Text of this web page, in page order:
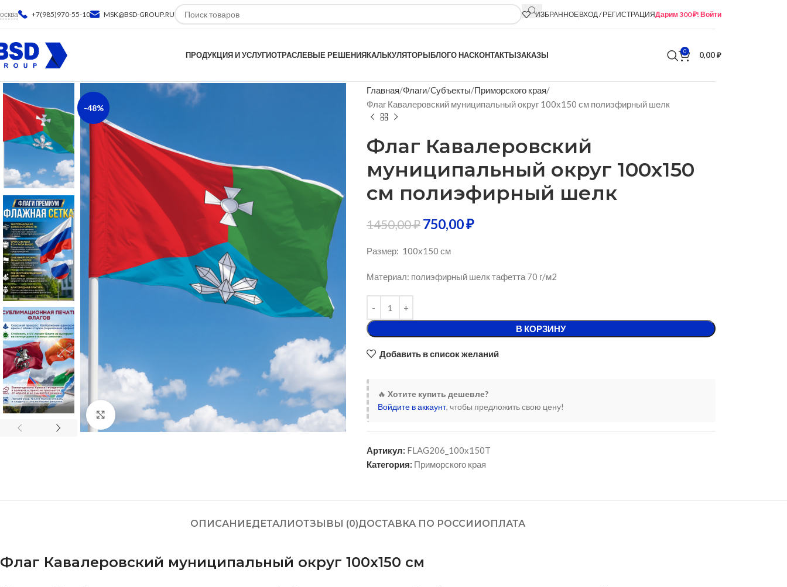
+7(985)970-55-10 MSK@BSD-GROUP.RU ИЗБРАННОЕВХОД / РЕГИСТРАЦИЯДарим 300 ₽! Войти
ПРОДУКЦИЯ И УСЛУГИОТРАСЛЕВЫЕ РЕШЕНИЯКАЛЬКУЛЯТОРЫБЛОГО НАСКОНТАКТЫЗАКАЗЫ 0 0,00₽
-48%
Нажмите, чтобы увеличить
Главная Флаги Cубъекты Приморского края
Флаг Кавалеровский муниципальный округ 100х150 см полиэфирный шелк
Флаг Кавалеровский
муниципальный округ 100х150
см полиэфирный шелк
1450,00₽ 750,00₽
Размер: 100х150 см
Материал: полиэфирный шелк тафетта 70 г/м2
В КОРЗИНУ
Добавить в список желаний
🔥 Хотите купить дешевле?
Войдите в аккаунт, чтобы предложить свою цену!
Артикул: FLAG206_100x150T
Категория: Приморского края
ОПИСАНИЕДЕТАЛИОТЗЫВЫ (0)ДОСТАВКА ПО РОССИИОПЛАТА
Флаг Кавалеровский муниципальный округ 100х150 см